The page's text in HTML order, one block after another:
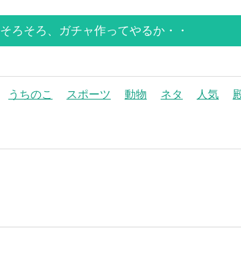
そろそろ、ガチャ作ってやるか・・
うちのこ スポーツ 動物 ネタ 人気